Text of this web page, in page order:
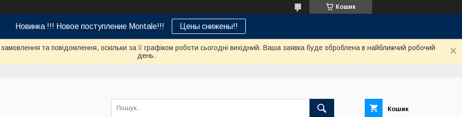
Кошик
Новинка !!! Новое поступление Montale!!! Цены снижены!!
та повідомлення, оскільки за її графіком роботи сьогодні вихідний. Ваша заявка буде оброблена в найближчий робочий
день.
Кошик